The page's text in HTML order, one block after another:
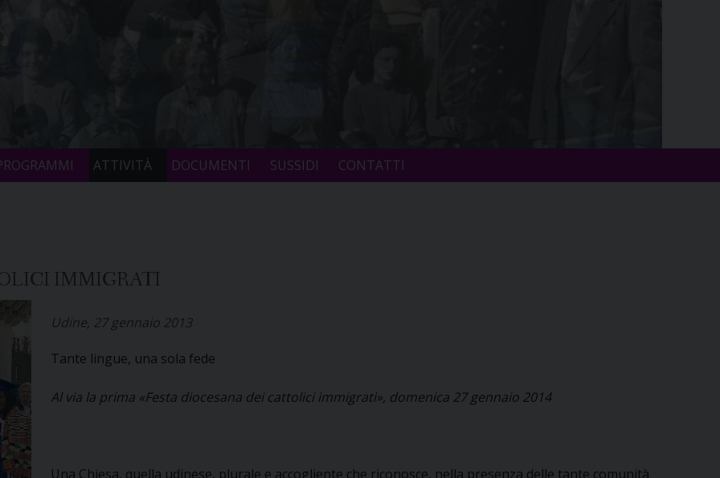
ATTIVITÀ DOCUMENTI SUSSIDI CONTATTI
IMMIGRATI
Udine, 27 gennaio 2013
Tante lingue, una sola fede
Al via la prima «Festa diocesana dei cattolici immigrati», domenica 27 gennaio 2014
Una Chiesa, quella udinese, plurale e accogliente che riconosce, nella presenza delle tante comunità